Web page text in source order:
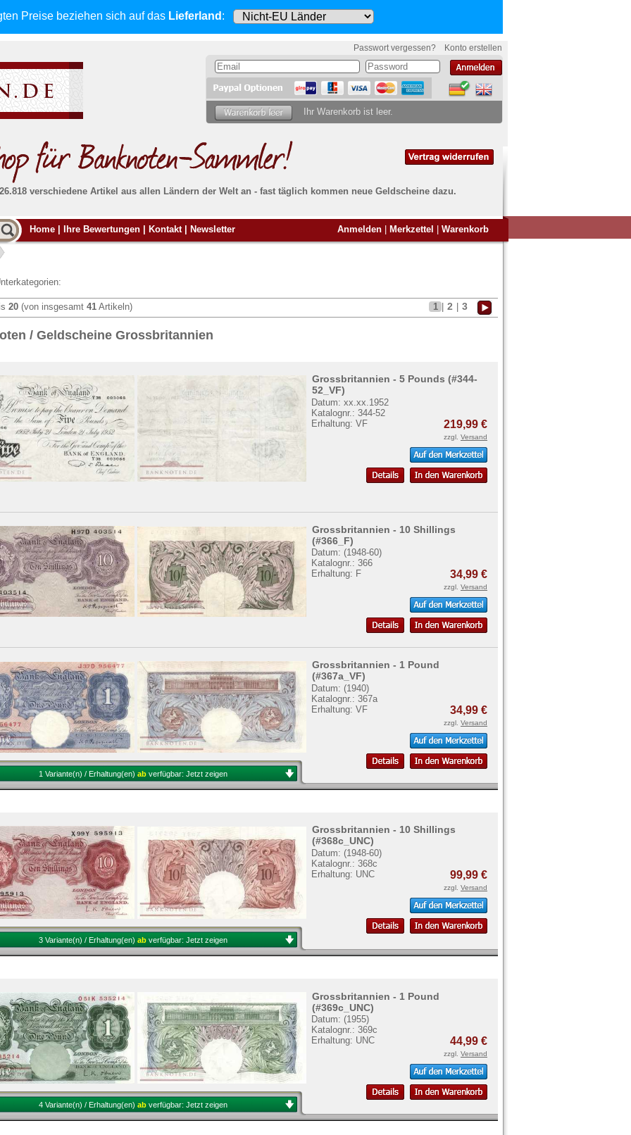
Preise beziehen sich auf das Lieferland :
Passwort vergessen? Konto erstellen
Ihr Warenkorb ist leer.
verschiedene Artikel aus allen Ländern der Welt an - fast täglich kommen neue Geldscheine dazu.
Alle Lieferungen, auch ins Ausland, werden
von uns voll versichert. Sie habenkein Risiko
Absolute Zuverlässigkeit:
Banknoten
Möchten Sie Banknoten
verkaufen?
Weitere Informationen zum Ankauf finden
Siehier.
Home Ihre Bewertungen Kontakt Newsletter Anmelden Merkzettel Warenkorb
20 (von insgesamt 41 Artikeln) 1 2 3
/ Geldscheine Grossbritannien
Grossbritannien - 5 Pounds (#344-
52_VF)
Datum: xx.xx.1952
Katalognr.: 344-52
Erhaltung: VF
219,99 €
zzgl. Versand
Grossbritannien - 10 Shillings
(#366_F)
Datum: (1948-60)
Katalognr.: 366
Erhaltung: F
34,99 €
zzgl. Versand
Grossbritannien - 1 Pound
(#367a_VF)
Datum: (1940)
Katalognr.: 367a
Erhaltung: VF
34,99 €
zzgl. Versand
1 Variante(n) / Erhaltung(en) ab verfügbar: Jetzt zeigen
Grossbritannien - 10 Shillings
(#368c_UNC)
Datum: (1948-60)
Katalognr.: 368c
Erhaltung: UNC
99,99 €
zzgl. Versand
3 Variante(n) / Erhaltung(en) ab verfügbar: Jetzt zeigen
Grossbritannien - 1 Pound
(#369c_UNC)
Datum: (1955)
Katalognr.: 369c
Erhaltung: UNC
44,99 €
zzgl. Versand
4 Variante(n) / Erhaltung(en) ab verfügbar: Jetzt zeigen